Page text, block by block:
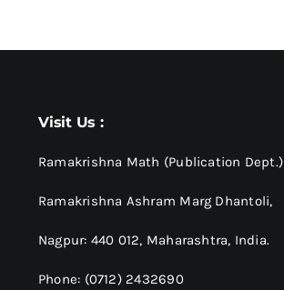
Visit Us :
Ramakrishna Math (Publication Dept.)
Ramakrishna Ashram Marg Dhantoli,
Nagpur: 440 012, Maharashtra, India.
Phone: (0712) 2432690